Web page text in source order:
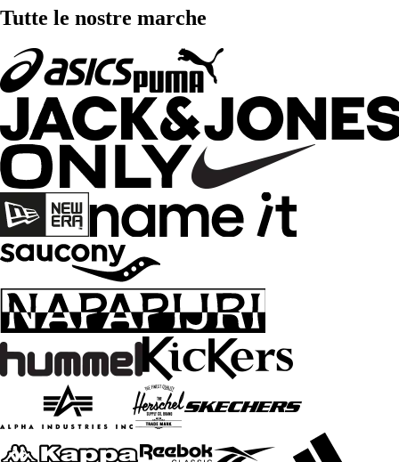
Tutte le nostre marche